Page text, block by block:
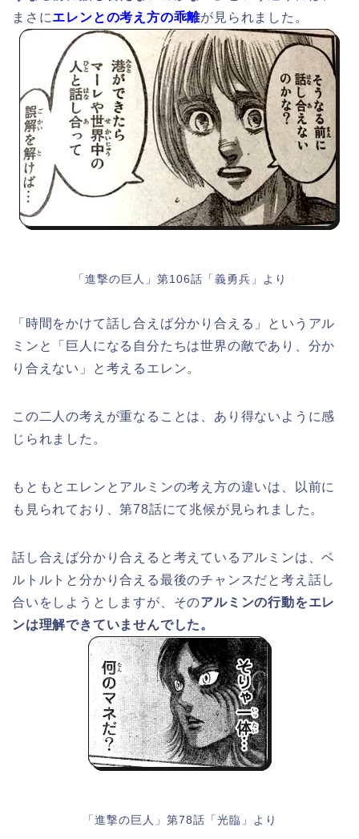
まさにエレンとの考え方の乖離が見られました。
「進撃の巨人」第106話「義勇兵」より
「時間をかけて話し合えば分かり合える」というアル
ミンと「巨人になる自分たちは世界の敵であり、分か
り合えない」と考えるエレン。
この二人の考えが重なることは、あり得ないように感
じられました。
もともとエレンとアルミンの考え方の違いは、以前に
も見られており、第78話にて兆候が見られました。
話し合えば分かり合えると考えているアルミンは、ベ
ルトルトと分かり合える最後のチャンスだと考え話し
合いをしようとしますが、そのアルミンの行動をエレ
ンは理解できていませんでした。
「進撃の巨人」第78話「光臨」より